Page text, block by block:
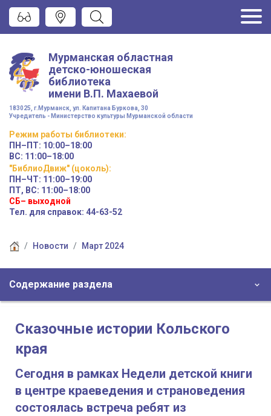
Мурманская областная
детско-юношеская
библиотека
имени В.П. Махаевой
183025, г.Мурманск, ул. Капитана Буркова, 30
Учредитель - Министерство культуры Мурманской области
Режим работы библиотеки:
ПН–ПТ: 10:00–18:00
ВС: 11:00–18:00
"БиблиоДвиж" (цоколь):
ПН–ЧТ: 11:00–19:00
ПТ, ВС: 11:00–18:00
СБ– выходной
Тел. для справок: 44-63-52
Новости Март 2024
Содержание раздела
Сказочные истории Кольского
края
Сегодня в рамках Недели детской книги
в центре краеведения и страноведения
состоялась встреча ребят из